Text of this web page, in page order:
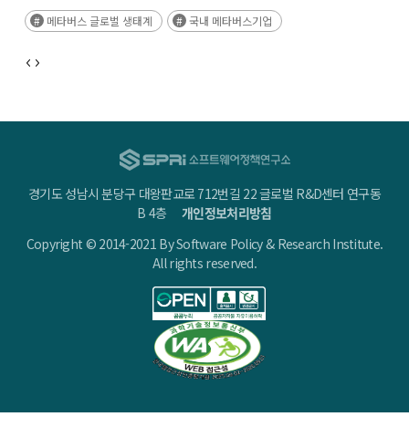
메타버스 글로벌 생태계
국내 메타버스기업
경기도 성남시 분당구 대왕판교로 712번길 22 글로벌 R&D센터 연구동
B 4층개인정보처리방침
Copyright © 2014-2021 By Software Policy & Research Institute.
All rights reserved.